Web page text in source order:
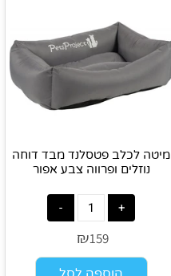
מיטה לכלב פטסלנד מבד דוחה
נוזלים ופרווה צבע אפור
₪159